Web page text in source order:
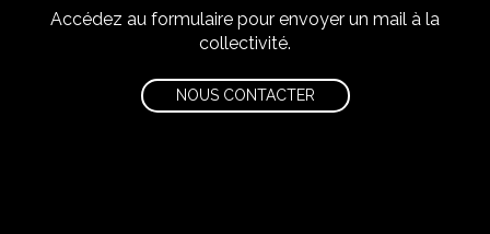
Accédez au formulaire pour envoyer un mail à la
collectivité.
NOUS CONTACTER